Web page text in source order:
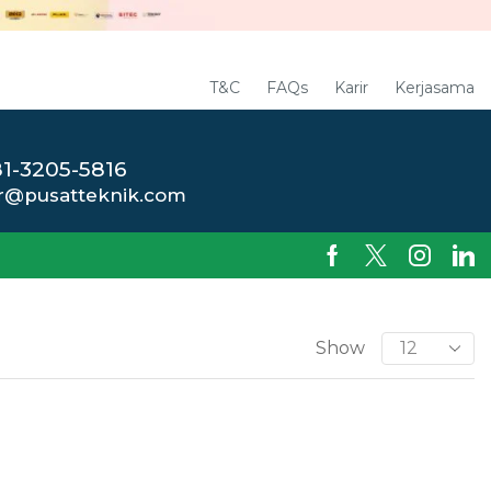
T&C FAQs Karir Kerjasama
3205-5816
Show